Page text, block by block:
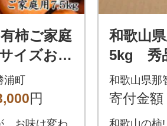
柿ご家庭
イズおま
合)【那
浦町
円
、お味は変わ
和歌山
5kg 秀
和歌山県那
寄付金額
和歌山の柿!